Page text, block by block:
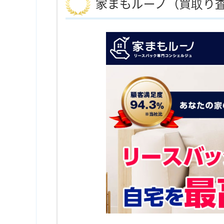
家まもルーノ（買取